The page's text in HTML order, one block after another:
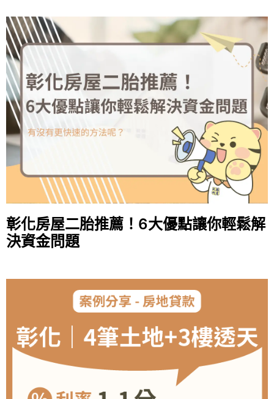
彰化房屋二胎推薦！6大優點讓你輕鬆解
決資金問題